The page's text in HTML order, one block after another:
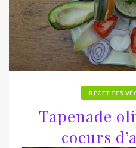
RECETTES
Tapenade
coeurs